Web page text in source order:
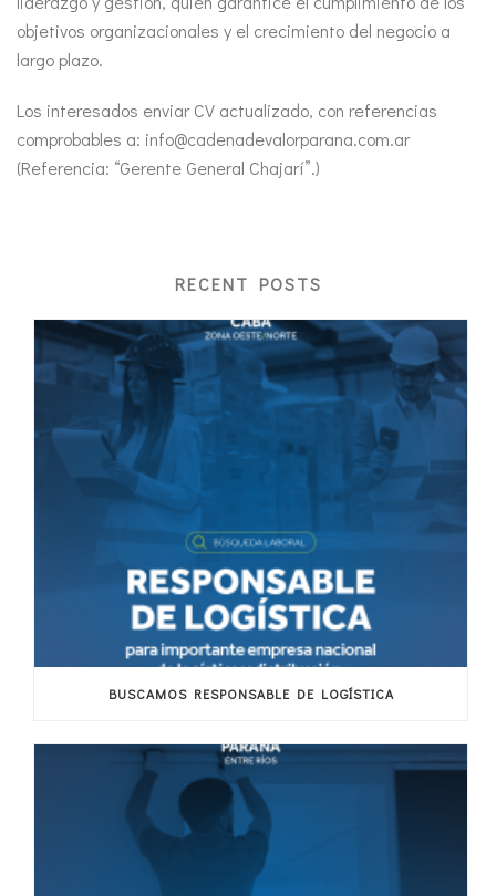
objetivos organizacionales y el crecimiento del negocio a
largo plazo.
Los interesados enviar CV actualizado, con referencias
comprobables a: info@cadenadevalorparana.com.ar
(Referencia: “Gerente General Chajarí”.)
RECENT POSTS
BUSCAMOS RESPONSABLE DE LOGÍSTICA